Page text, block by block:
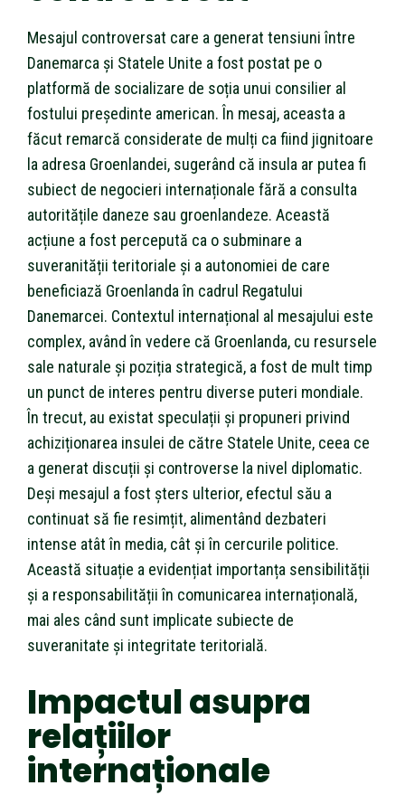
Mesajul controversat care a generat tensiuni între
Danemarca și Statele Unite a fost postat pe o
platformă de socializare de soția unui consilier al
fostului președinte american. În mesaj, aceasta a
făcut remarcă considerate de mulți ca fiind jignitoare
la adresa Groenlandei, sugerând că insula ar putea fi
subiect de negocieri internaționale fără a consulta
autoritățile daneze sau groenlandeze. Această
acțiune a fost percepută ca o subminare a
suveranității teritoriale și a autonomiei de care
beneficiază Groenlanda în cadrul Regatului
Danemarcei. Contextul internațional al mesajului este
complex, având în vedere că Groenlanda, cu resursele
sale naturale și poziția strategică, a fost de mult timp
un punct de interes pentru diverse puteri mondiale.
În trecut, au existat speculații și propuneri privind
achiziționarea insulei de către Statele Unite, ceea ce
a generat discuții și controverse la nivel diplomatic.
Deși mesajul a fost șters ulterior, efectul său a
continuat să fie resimțit, alimentând dezbateri
intense atât în media, cât și în cercurile politice.
Această situație a evidențiat importanța sensibilității
și a responsabilității în comunicarea internațională,
mai ales când sunt implicate subiecte de
suveranitate și integritate teritorială.
Impactul asupra
relațiilor
internaționale